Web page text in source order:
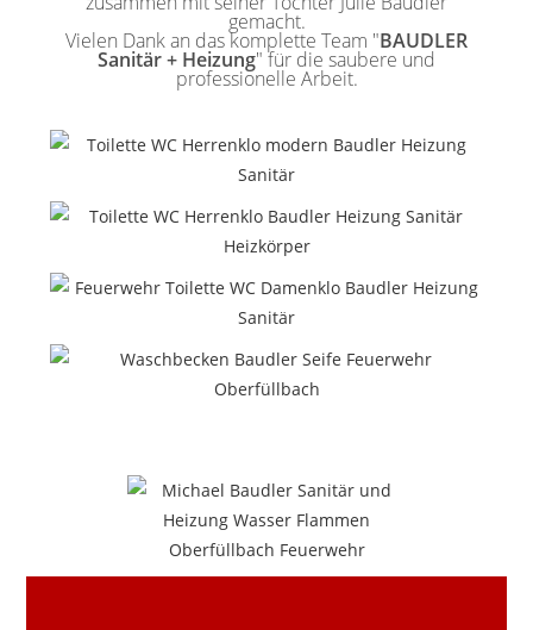
gemacht.
Vielen Dank an das komplette Team "BAUDLER
Sanitär + Heizung" für die saubere und
professionelle Arbeit.